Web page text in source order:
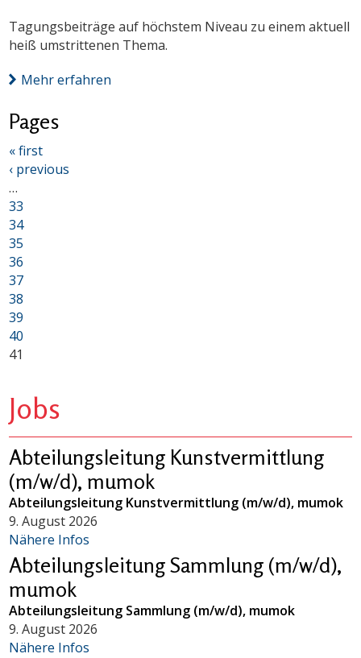
Tagungsbeiträge auf höchstem Niveau zu einem aktuell
heiß umstrittenen Thema.
Mehr erfahren
Pages
« first
‹ previous
…
33
34
35
36
37
38
39
40
41
Jobs
Abteilungsleitung Kunstvermittlung
(m/w/d), mumok
Abteilungsleitung Kunstvermittlung (m/w/d), mumok
9. August 2026
Nähere Infos
Abteilungsleitung Sammlung (m/w/d),
mumok
Abteilungsleitung Sammlung (m/w/d), mumok
9. August 2026
Nähere Infos